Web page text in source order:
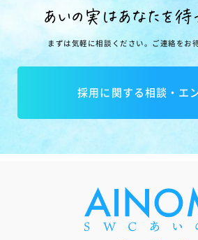
あいの実はあなたを待
まずは気軽に相談ください。ご連絡をお
採用に関する相談・エ